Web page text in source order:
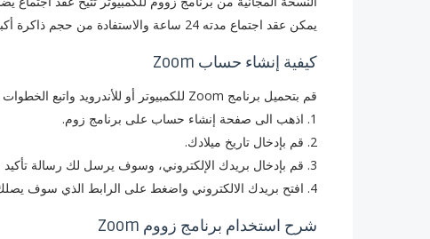
يمكن عقد اجتماع مدته 24 ساعة والاستفادة من حجم ذاكرة أكبر لتسجيل المحاضرات.
كيفية إنشاء حساب Zoom
قم بتحميل برنامج Zoom للكمبيوتر أو للأندرويد واتبع الخطوات التالية:
1. اذهب الى صفحة إنشاء حساب على برنامج زوم.
2. قم بإدخال تاريخ ميلادك.
3. قم بإدخال بريدك الإلكتروني، وسوف يرسل لك رسالة تأكيد عليه، وذلك أجل تفعيل حسابك.
4. ‏افتح بريدك الالكتروني واضغط على الرابط الذي سوف يصلك من برنامج زوم من اجل تفعيل حسابك.
شرح استخدام برنامج زووم Zoom